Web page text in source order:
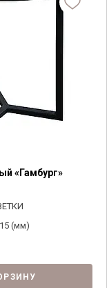
«Гамбург»
(мм)